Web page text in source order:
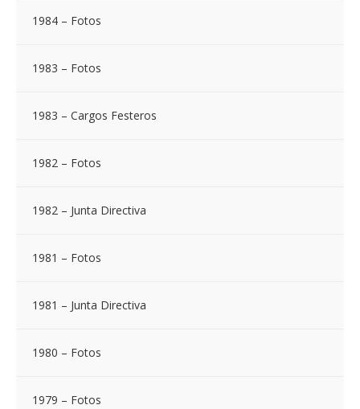
1984 – Fotos
1983 – Fotos
1983 – Cargos Festeros
1982 – Fotos
1982 – Junta Directiva
1981 – Fotos
1981 – Junta Directiva
1980 – Fotos
1979 – Fotos